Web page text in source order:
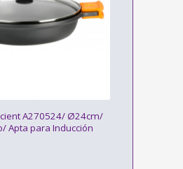
A270524/ Ø24cm/
Apta para Inducción